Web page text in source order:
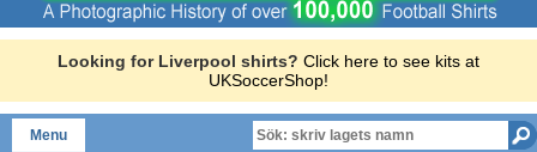
Looking for Liverpool shirts? Click here to see kits at
UKSoccerShop!
Menu